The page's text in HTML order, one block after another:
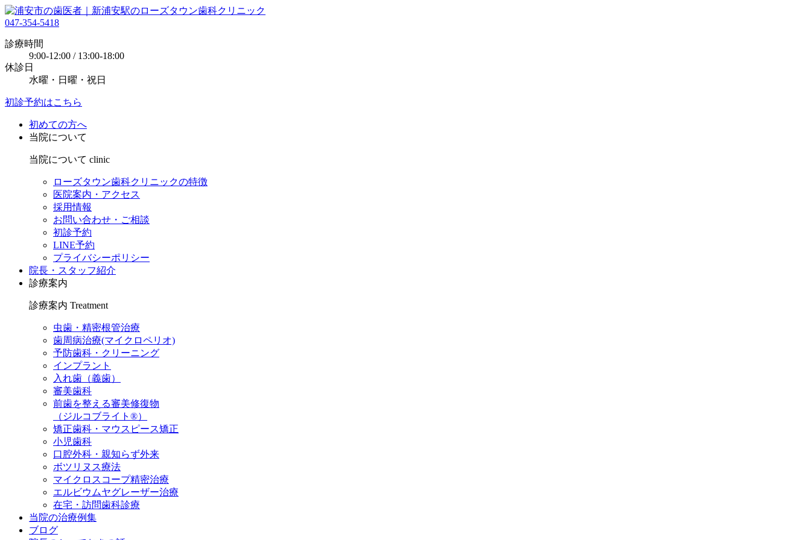
047-354-5418
診療時間
9:00-12:00 / 13:00-18:00
休診日
水曜・日曜・祝日
初診予約はこちら
初めての方へ
当院について
当院について clinic
ローズタウン歯科クリニックの特徴
医院案内・アクセス
採用情報
お問い合わせ・ご相談
初診予約
LINE予約
プライバシーポリシー
院長・スタッフ紹介
診療案内
診療案内 Treatment
虫歯・精密根管治療
歯周病治療(マイクロペリオ)
予防歯科・クリーニング
インプラント
入れ歯（義歯）
審美歯科
前歯を整える審美修復物
（ジルコブライト®）
矯正歯科・マウスピース矯正
小児歯科
口腔外科・親知らず外来
ボツリヌス療法
マイクロスコープ精密治療
エルビウムヤグレーザー治療
在宅・訪問歯科診療
当院の治療例集
ブログ